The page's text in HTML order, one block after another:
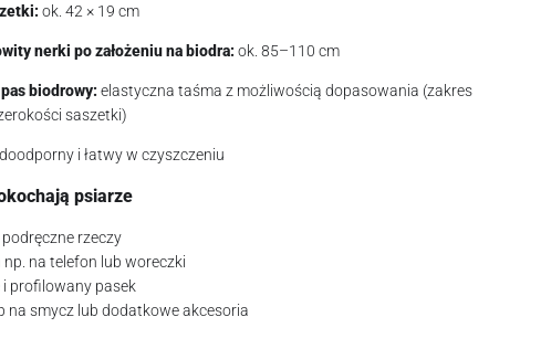
ok. 42 × 19 cm
nerki po założeniu na biodra:ok. 85–110 cm
biodrowy:elastyczna taśma z możliwością dopasowania (zakres
saszetki)
i łatwy w czyszczeniu
psiarze
rzeczy
na telefon lub woreczki
profilowany pasek
smycz lub dodatkowe akcesoria